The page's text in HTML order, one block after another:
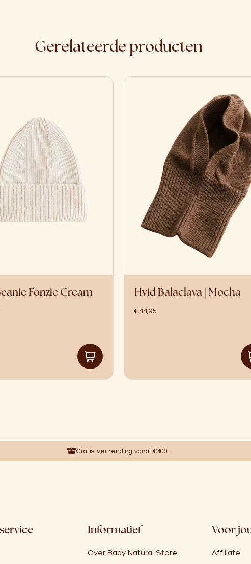
Gerelateerde producten
Fonzie Cream
Hvid Balaclava | Mocha
€44,95
Gratis verzending vanaf €100,-
Informatief
Over Baby Natural Store
Voor
Affiliate